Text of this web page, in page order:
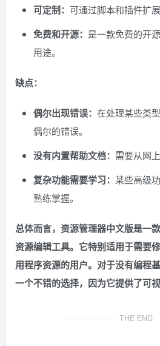
可定制： 可通过脚本和插件扩展
免费和开源： 是一款免费的开
用途。
缺点：
偶尔出现错误： 在处理某些类
偶尔的错误。
没有内置帮助文档： 需要从网
复杂功能需要学习： 某些高级
熟练掌握。
总体而言，资源管理器中文版是一
资源编辑工具。它特别适用于需要
用程序资源的用户。对于没有编程
一个不错的选择，因为它提供了可
THE END